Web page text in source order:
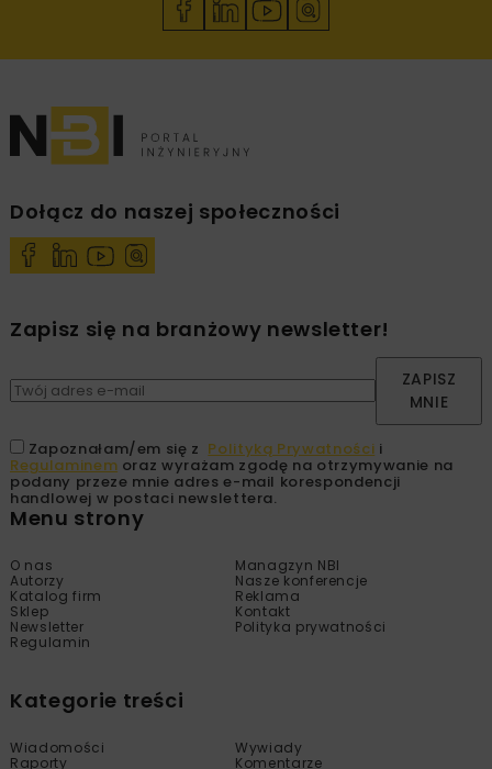
Dołącz do naszej społeczności
Zapisz się na branżowy newsletter!
ZAPISZ
MNIE
Zapoznałam/em się z Polityką Prywatności i
Regulaminem oraz wyrażam zgodę na otrzymywanie na
podany przeze mnie adres e-mail korespondencji
handlowej w postaci newslettera.
Menu strony
O nas
Managzyn NBI
Autorzy
Nasze konferencje
Katalog firm
Reklama
Sklep
Kontakt
Newsletter
Polityka prywatności
Regulamin
Kategorie treści
Wiadomości
Wywiady
Raporty
Komentarze